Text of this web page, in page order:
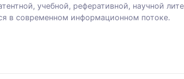
учебной, реферативной, научной
в современном информационном потоке.